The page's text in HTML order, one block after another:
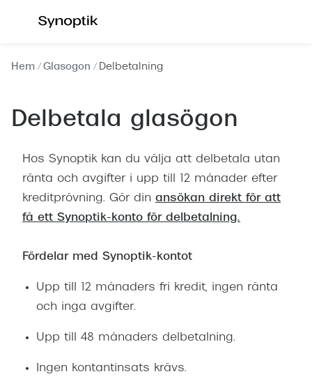
innehållet
Synundersökning linser
Synundersökning körkort
Boka tid för synundersökning
Synundersökning glasögon - boka tid
Hem Glasogon Delbetalning
Delbetala glasögon
Hos Synoptik kan du välja att delbetala utan
ränta och avgifter i upp till 12 månader efter
kreditprövning. Gör din ansökan direkt för att
få ett Synoptik-konto för delbetalning.
Fördelar med Synoptik-kontot
Upp till 12 månaders fri kredit, ingen ränta
och inga avgifter.
Upp till 48 månaders delbetalning.
Ingen kontantinsats krävs.